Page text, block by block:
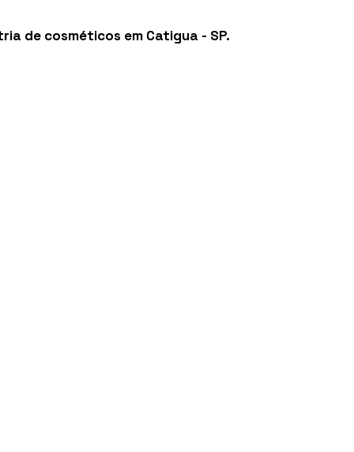
de cosméticos em Catigua - SP.